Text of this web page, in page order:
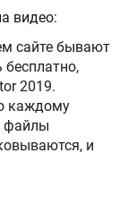
видео:
каждому
файлы
и